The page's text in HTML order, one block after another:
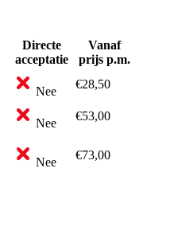
Directe
acceptatie
Vanaf
prijs p.m.
Nee
€28,50
Nee
€53,00
Nee
€73,00